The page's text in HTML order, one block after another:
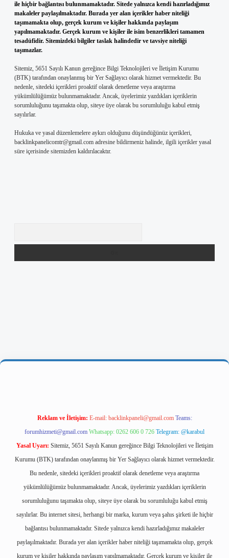
ile hiçbir bağlantısı bulunmamaktadır. Sitede yalnızca kendi hazırladığımız
makaleler paylaşılmaktadır. Burada yer alan içerikler haber niteliği
taşımamakta olup, gerçek kurum ve kişiler hakkında paylaşım
yapılmamaktadır. Gerçek kurum ve kişiler ile isim benzerlikleri tamamen
tesadüfidir. Sitemizdeki bilgiler taslak halindedir ve tavsiye niteliği
taşımazlar.
Sitemiz, 5651 Sayılı Kanun gereğince Bilgi Teknolojileri ve İletişim Kurumu
(BTK) tarafından onaylanmış bir Yer Sağlayıcı olarak hizmet vermektedir. Bu
nedenle, sitedeki içerikleri proaktif olarak denetleme veya araştırma
yükümlülüğümüz bulunmamaktadır. Ancak, üyelerimiz yazdıkları içeriklerin
sorumluluğunu taşımakta olup, siteye üye olarak bu sorumluluğu kabul etmiş
sayılırlar.
Hukuka ve yasal düzenlemelere aykırı olduğunu düşündüğünüz içerikleri,
backlinkpanelicomtr@gmail.com adresine bildirmeniz halinde, ilgili içerikler yasal
süre içerisinde sitemizden kaldırılacaktır.
ilbetgir.net/betexper yeni giriş
Reklam ve İletişim: E-mail: backlinkpaneli@gmail.com Teams:
forumhizmeti@gmail.com Whatsapp: 0262 606 0 726 Telegram: @karabul
Yasal Uyarı: Sitemiz, 5651 Sayılı Kanun gereğince Bilgi Teknolojileri ve İletişim
Kurumu (BTK) tarafından onaylanmış bir Yer Sağlayıcı olarak hizmet vermektedir.
Bu nedenle, sitedeki içerikleri proaktif olarak denetleme veya araştırma
yükümlülüğümüz bulunmamaktadır. Ancak, üyelerimiz yazdıkları içeriklerin
sorumluluğunu taşımakta olup, siteye üye olarak bu sorumluluğu kabul etmiş
sayılırlar. Bu internet sitesi, herhangi bir marka, kurum veya şahıs şirketi ile hiçbir
bağlantısı bulunmamaktadır. Sitede yalnızca kendi hazırladığımız makaleler
paylaşılmaktadır. Burada yer alan içerikler haber niteliği taşımamakta olup, gerçek
kurum ve kişiler hakkında paylaşım yapılmamaktadır. Gerçek kurum ve kişiler ile